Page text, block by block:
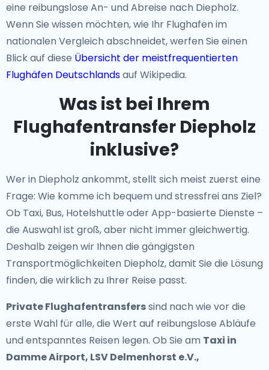
eine reibungslose An- und Abreise nach Diepholz.
Wenn Sie wissen möchten, wie Ihr Flughafen im
nationalen Vergleich abschneidet, werfen Sie einen
Blick auf diese Übersicht der meistfrequentierten
Flughäfen Deutschlandsauf Wikipedia.
Was ist bei Ihrem
Flughafentransfer Diepholz
inklusive?
Wer in Diepholz ankommt, stellt sich meist zuerst eine
Frage: Wie komme ich bequem und stressfrei ans Ziel?
Ob Taxi, Bus, Hotelshuttle oder App-basierte Dienste –
die Auswahl ist groß, aber nicht immer gleichwertig.
Deshalb zeigen wir Ihnen die gängigsten
Transportmöglichkeiten Diepholz, damit Sie die Lösung
finden, die wirklich zu Ihrer Reise passt.
Private Flughafentransferssind nach wie vor die
erste Wahl für alle, die Wert auf reibungslose Abläufe
und entspanntes Reisen legen. Ob Sie am Taxi in
Damme Airport, LSV Delmenhorst e.V.,